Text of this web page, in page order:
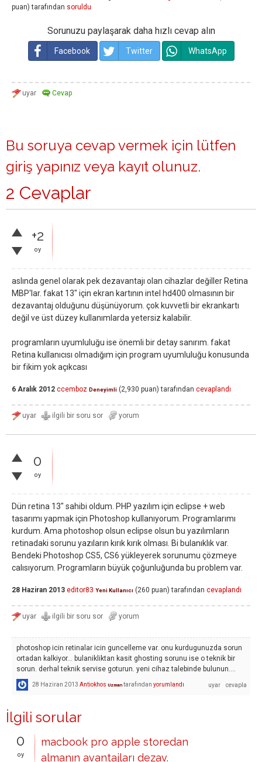
puan) tarafından soruldu
Sorunuzu paylaşarak daha hızlı cevap alın
Facebook Twitter WhatsApp
Bu soruya cevap vermek için lütfen
giriş yapınız veya kayıt olunuz.
2 Cevaplar
+2
oy
aslında genel olarak pek dezavantajı olan cihazlar değiller Retina
MBP'lar. fakat 13" için ekran kartının intel hd400 olmasının bir
dezavantaj olduğunu düşünüyorum. çok kuvvetli bir ekrankartı
değil ve üst düzey kullanımlarda yetersiz kalabilir.
programların uyumluluğu ise önemli bir detay sanırım. fakat
Retina kullanıcısı olmadığım için program uyumluluğu konusunda
bir fikim yok açıkcası
6 Aralık 2012 ccemboz Deneyimli (2,930 puan) tarafından cevaplandı
0
oy
Dün retina 13" sahibi oldum. PHP yazılım için eclipse + web
tasarımı yapmak için Photoshop kullanıyorum. Programlarımı
kurdum. Ama photoshop olsun eclipse olsun bu yazılımların
retinadaki sorunu yazıların kırık kırık olması. Bi bulanıklık var.
Bendeki Photoshop CS5, CS6 yükleyerek sorunumu çözmeye
calısıyorum. Programların büyük çoğunluğunda bu problem var.
28 Haziran 2013 editor83 Yeni Kullanıcı (260 puan) tarafından cevaplandı
photoshop icin retinalar icin guncelleme var. onu kurdugunuzda sorun
ortadan kalkiyor... bulanikliktan kasit ghosting sorunu ise o teknik bir
sorun. derhal teknik servise goturun. yeni cihaz talebinde bulunun....
28 Haziran 2013 Antiokhos Uzman tarafından yorumlandı
İlgili sorular
0
oy
macbook pro apple storedan
almanın avantajları dezav.